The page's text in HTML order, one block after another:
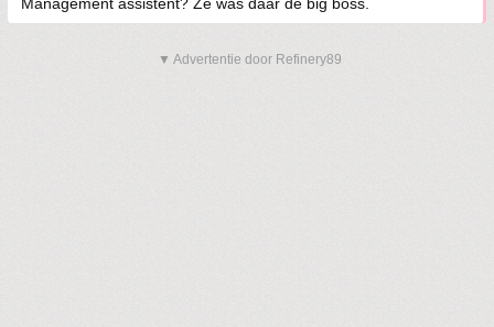
▼ Advertentie door Refinery89